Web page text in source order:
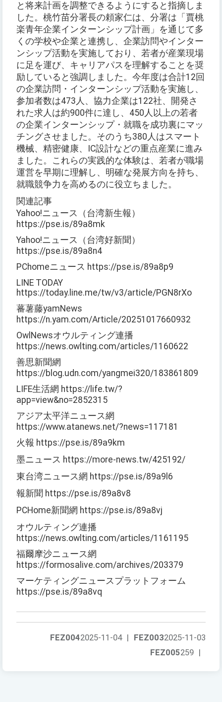
と将来計画を調整できるようにすると指摘しま
した。桃竹苗分署長の頼家仁は、分署は「賈桃
楽青年企業インターンシップ計画」を通じて多
くの学校や企業と連携し、企業訪問やインター
ンシップ活動を実施しており、若者が産業現場
に足を運び、キャリアパスを理解することを奨
励していると強調しました。今年度は合計12回
の企業訪問・インターンシップ活動を実施し、
参加者数は473人、協力企業は122社、開発さ
れた求人は約900件に達し、450人以上の若者
の企業インターンシップ・就職を成功裏にマッ
チングさせました。そのうち380人はスマート
機械、精密健康、IC設計などの重点産業に進み
ました。これらの実践的な体験は、若者が職場
運営を早期に理解し、明確な発展方向を持ち、
就職競争力を高めるのに役立ちました。
関連記事
Yahoo!ニュース（台湾新生報）
https://pse.is/89a8mk
Yahoo!ニュース（台湾好新聞）
https://pse.is/89a8n4
PChomeニュース https://pse.is/89a8p9
LINE TODAY
https://today.line.me/tw/v3/article/PGN8rXo
蕃薯藤yamNews
https://n.yam.com/Article/20251017660932
OwlNewsオウルティング連播
https://news.owlting.com/articles/1160622
善思新聞網
https://blog.udn.com/yangmei320/183861809
LIFE生活網 https://life.tw/?
app=view&no=2852315
アジア太平洋ニュース網
https://www.atanews.net/?news=117181
火報 https://pse.is/89a9km
墨ニュース https://more-news.tw/425192/
東台湾ニュース網 https://pse.is/89a9l6
報新聞 https://pse.is/89a8v8
PCHome新聞網 https://pse.is/89a8vj
オウルティング連播
https://news.owlting.com/articles/1161195
福爾摩沙ニュース網
https://formosalive.com/archives/203379
マーケティングニュースプラットフォーム
https://pse.is/89a8vq
FEZ0032025-11-03
FEZ0042025-11-04 |
FEZ005259 |